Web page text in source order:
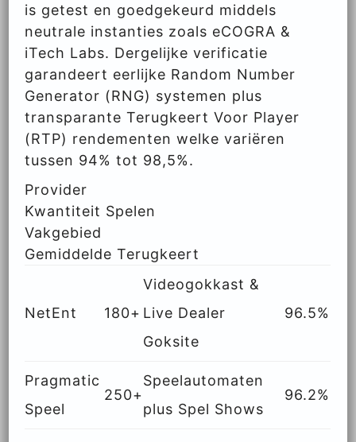
is getest en goedgekeurd middels
neutrale instanties zoals eCOGRA &
iTech Labs. Dergelijke verificatie
garandeert eerlijke Random Number
Generator (RNG) systemen plus
transparante Terugkeert Voor Player
(RTP) rendementen welke variëren
tussen 94% tot 98,5%.
Provider
Kwantiteit Spelen
Vakgebied
Gemiddelde Terugkeert
NetEnt 180+
Videogokkast &
Live Dealer
Goksite
96.5%
Pragmatic
Speel
250+
Speelautomaten
plus Spel Shows
96.2%